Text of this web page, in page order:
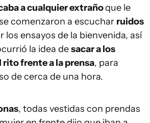
a cualquier extrañoque le
comenzaron a escuchar ruidos
los ensayos de la bienvenida, así
la idea desacar a los
rito frente a la prensa, para
de cerca de una hora.
, todas vestidas con prendas